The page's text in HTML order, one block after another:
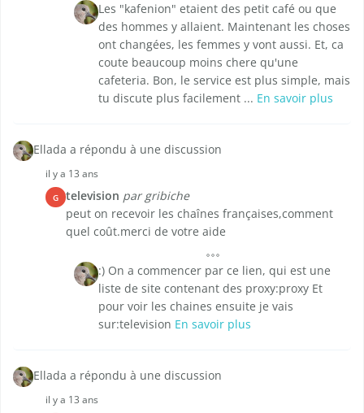
Les "kafenion" etaient des petit café ou que
des hommes y allaient. Maintenant les choses
ont changées, les femmes y vont aussi. Et, ca
coute beaucoup moins chere qu'une
cafeteria. Bon, le service est plus simple, mais
tu discute plus facilement ... En savoir plus
Ellada a répondu à une discussion
il y a 13 ans
G television par gribiche
peut on recevoir les chaînes françaises,comment
quel coût.merci de votre aide
:) On a commencer par ce lien, qui est une
liste de site contenant des proxy:proxy Et
pour voir les chaines ensuite je vais
sur:television En savoir plus
Ellada a répondu à une discussion
il y a 13 ans